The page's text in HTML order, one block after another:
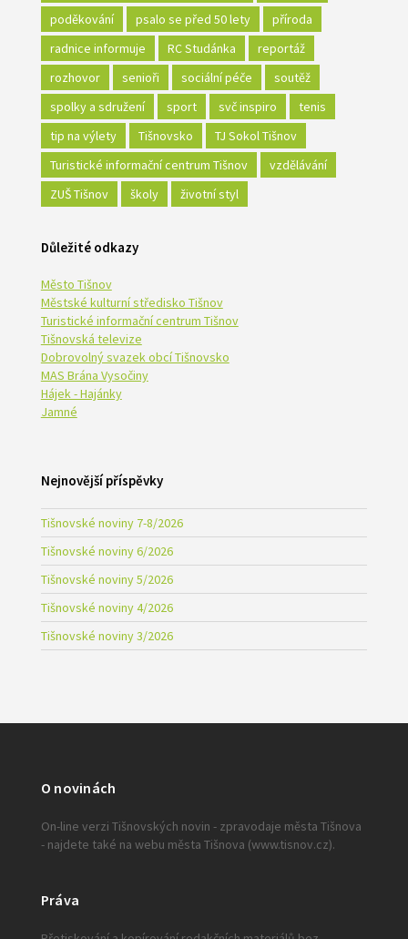
poděkování
psalo se před 50 lety
příroda
radnice informuje
RC Studánka
reportáž
rozhovor
senioři sociální péče
soutěž
spolky a sdružení
sport svč inspiro
tenis
tip na výlety
Tišnovsko
TJ Sokol Tišnov
Turistické informační centrum Tišnov
vzdělávání
ZUŠ Tišnov
školy životní styl
Důležité odkazy
Město Tišnov
Městské kulturní středisko Tišnov
Turistické informační centrum Tišnov
Tišnovská televize
Dobrovolný svazek obcí Tišnovsko
MAS Brána Vysočiny
Hájek - Hajánky
Jamné
Nejnovější příspěvky
Tišnovské noviny 7-8/2026
Tišnovské noviny 6/2026
Tišnovské noviny 5/2026
Tišnovské noviny 4/2026
Tišnovské noviny 3/2026
O novinách
On-line verzi Tišnovských novin - zpravodaje města Tišnova
- najdete také na webu města Tišnova (www.tisnov.cz).
Práva